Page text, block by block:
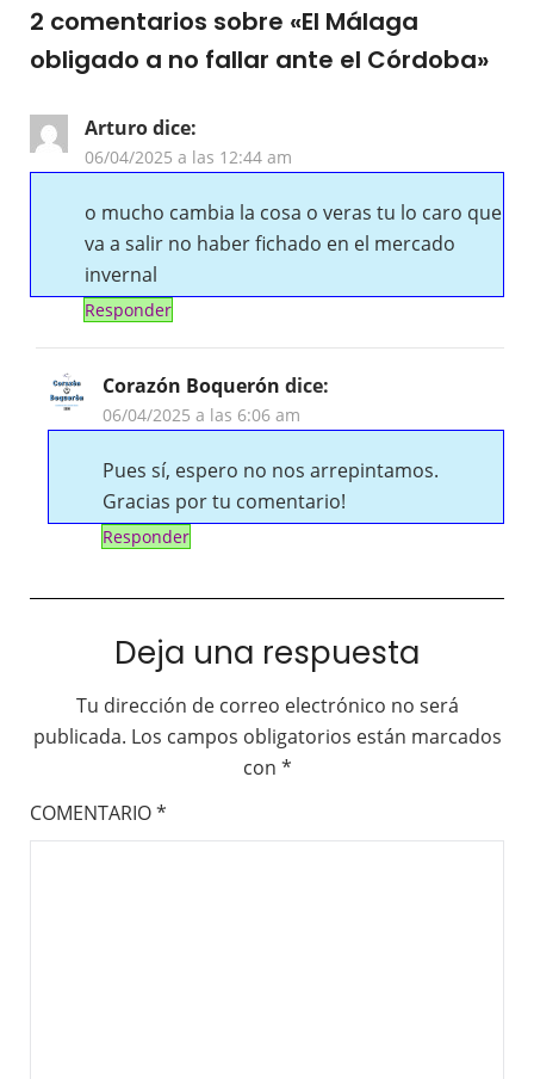
2 comentarios sobre «El Málaga
obligado a no fallar ante el Córdoba»
Arturodice:
06/04/2025 a las 12:44 am
o mucho cambia la cosa o veras tu lo caro que
va a salir no haber fichado en el mercado
invernal
Responder
Corazón Boquerón dice:
06/04/2025 a las 6:06 am
Pues sí, espero no nos arrepintamos.
Gracias por tu comentario!
Responder
Deja una respuesta
Tu dirección de correo electrónico no será
publicada. Los campos obligatorios están marcados
con *
COMENTARIO*